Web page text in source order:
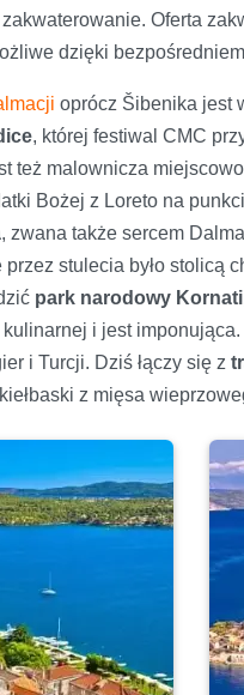
Oferta
dzięki
oprócz Šibenika jest
, której festiwal CMC
też malownicza
Bożej z Loreto na
, zwana także sercem
stulecia było stolicą
park narodowy Kornati
i jest
i Turcji. Dziś łączy się z
z mięsa